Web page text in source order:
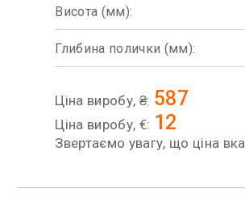
Висота (мм):
Глибина полички (мм):
Ціна виробу, ₴: 587
Ціна виробу, €: 12
Звертаємо увагу, що ціна